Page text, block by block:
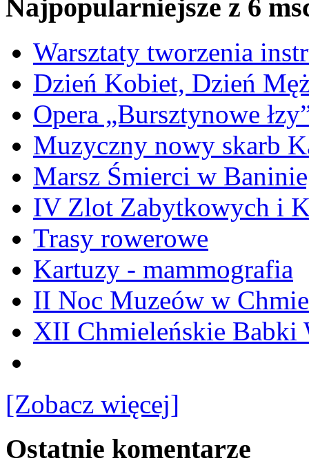
Najpopularniejsze z 6
Warsztaty tworzenia
Dzień Kobiet, Dzień
Opera „Bursztynowe
Muzyczny nowy skarb
Marsz Śmierci w
IV Zlot Zabytkowych i
Trasy rowerowe
Kartuzy - mammografia
II Noc Muzeów w
XII Chmieleńskie Babki
[Zobacz więcej]
Ostatnie komentarze